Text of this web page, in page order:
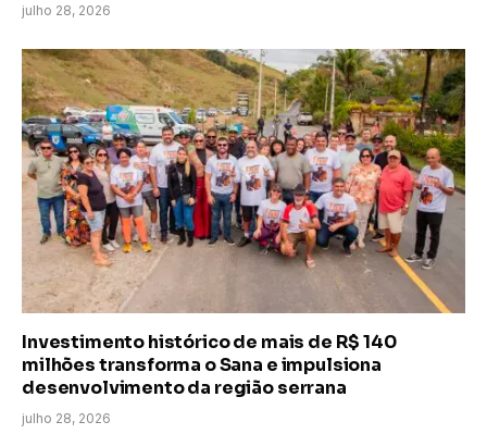
julho 28, 2026
Investimento histórico de mais de R$ 140
milhões transforma o Sana e impulsiona
desenvolvimento da região serrana
julho 28, 2026